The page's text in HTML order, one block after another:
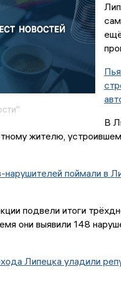
В
жителю,
поймали в
подвели итоги
они выявили 148
Липецка уладили